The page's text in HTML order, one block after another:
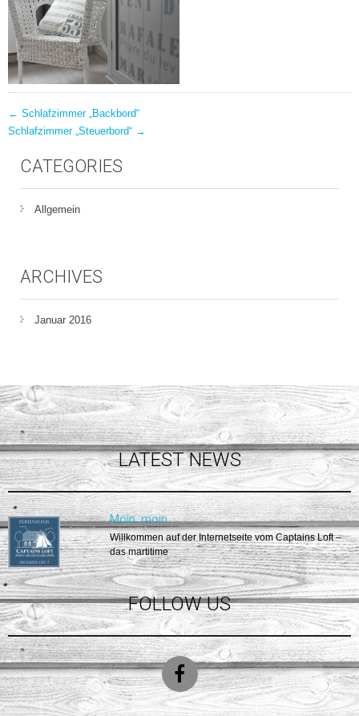
POST
NAVIGATION
← Schlafzimmer „Backbord“
Schlafzimmer „Steuerbord“ →
CATEGORIES
Allgemein
ARCHIVES
Januar 2016
LATEST NEWS
Moin, moin
Willkommen auf der Internetseite vom Captains Loft –
das martitime
FOLLOW US